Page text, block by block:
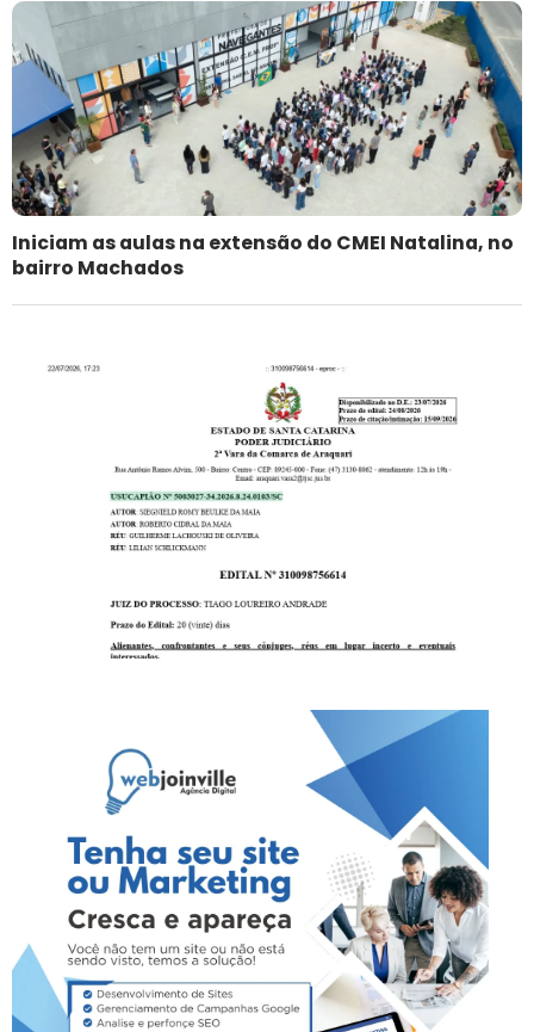
Iniciam as aulas na extensão do CMEI Natalina, no
bairro Machados